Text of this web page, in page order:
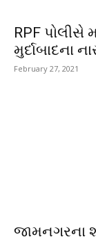
RPF પોલીસે
મુર્દાબાદના
February 27, 2021
જામનગરના